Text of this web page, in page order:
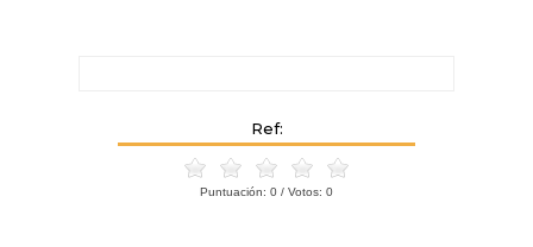
Ref:
Puntuación: 0 / Votos: 0